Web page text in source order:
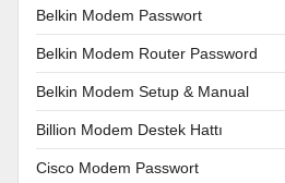
Belkin Modem Passwort
Belkin Modem Router Password
Belkin Modem Setup & Manual
Billion Modem Destek Hattı
Cisco Modem Passwort